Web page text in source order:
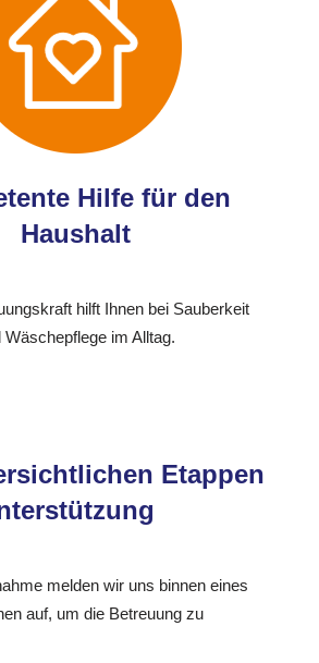
Hilfe für den
Haushalt
hilft Ihnen bei Sauberkeit
Wäschepflege im Alltag.
Etappen
melden wir uns binnen eines
auf, um die Betreuung zu